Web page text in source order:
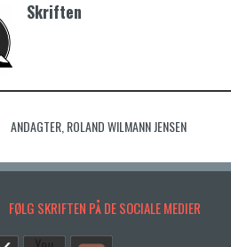
Skriften
ANDAGTER ROLAND WILMANN JENSEN
FØLG SKRIFTEN PÅ DE SOCIALE MEDIER